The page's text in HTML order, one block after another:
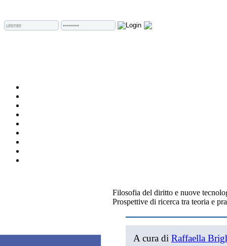
Filosofia del diritto e nuove
Prospettive di ricerca tra teoria e
A cura di Raffaella